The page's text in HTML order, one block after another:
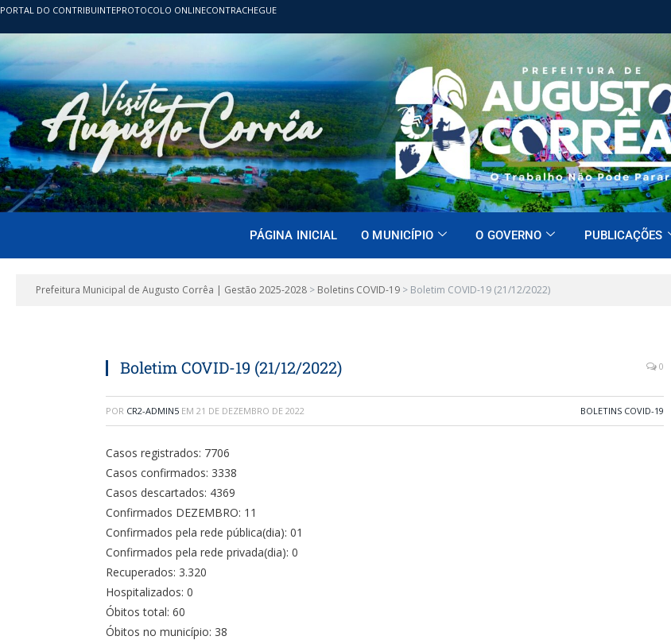
PORTAL DO CONTRIBUINTEPROTOCOLO ONLINECONTRACHEGUE
PÁGINA INICIAL O MUNICÍPIO O GOVERNO PUBLICAÇÕES
Prefeitura Municipal de Augusto Corrêa | Gestão 2025-2028 > Boletins COVID-19 > Boletim COVID-19 (21/12/2022)
Boletim COVID-19 (21/12/2022) 0
POR CR2-ADMIN5 EM 21 DE DEZEMBRO DE 2022 BOLETINS COVID-19
Casos registrados: 7706
Casos confirmados: 3338
Casos descartados: 4369
Confirmados DEZEMBRO: 11
Confirmados pela rede pública(dia): 01
Confirmados pela rede privada(dia): 0
Recuperados: 3.320
Hospitalizados: 0
Óbitos total: 60
Óbitos no município: 38